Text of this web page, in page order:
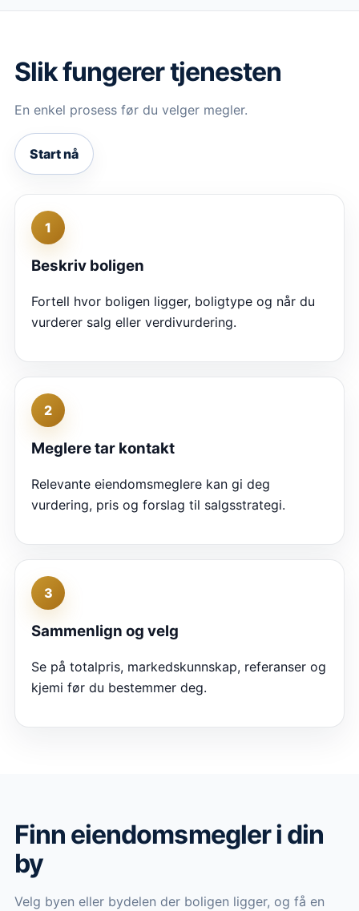
Slik fungerer tjenesten
En enkel prosess før du velger megler.
Start nå
1
Beskriv boligen
Fortell hvor boligen ligger, boligtype og når du
vurderer salg eller verdivurdering.
2
Meglere tar kontakt
Relevante eiendomsmeglere kan gi deg
vurdering, pris og forslag til salgsstrategi.
3
Sammenlign og velg
Se på totalpris, markedskunnskap, referanser og
kjemi før du bestemmer deg.
Finn eiendomsmegler i din
by
Velg byen eller bydelen der boligen ligger, og få en